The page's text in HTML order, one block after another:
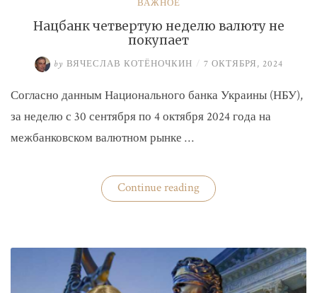
ВАЖНОЕ
Нацбанк четвертую неделю валюту не
покупает
by ВЯЧЕСЛАВ КОТЁНОЧКИН / 7 ОКТЯБРЯ, 2024
Согласно данным Национального банка Украины (НБУ),
за неделю с 30 сентября по 4 октября 2024 года на
межбанковском валютном рынке …
Continue reading«Нацбанк
четвертую
покупает»